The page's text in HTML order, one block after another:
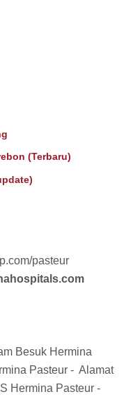
(Terbaru)
pasteur
Besuk Hermina
Pasteur - Alamat
Hermina Pasteur -